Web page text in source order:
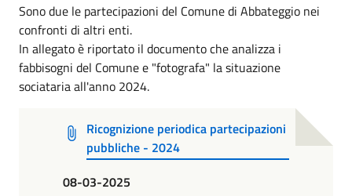
Sono due le partecipazioni del Comune di Abbateggio nei
confronti di altri enti.
In allegato è riportato il documento che analizza i
fabbisogni del Comune e "fotografa" la situazione
sociataria all'anno 2024.
Ricognizione periodica partecipazioni
pubbliche - 2024
08-03-2025